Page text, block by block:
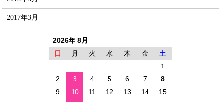
2017年3月
2026年 8月
日
月 火 水 木 金
土
1
2
3 4 5 6 7
8
9
10 11 12 13 14
15